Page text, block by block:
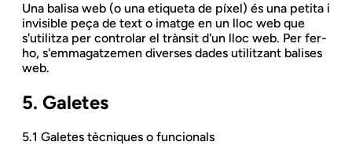
Una balisa web (o una etiqueta de píxel) és una petita i
invisible peça de text o imatge en un lloc web que
s'utilitza per controlar el trànsit d'un lloc web. Per fer-
ho, s'emmagatzemen diverses dades utilitzant balises
web.
5. Galetes
5.1 Galetes tècniques o funcionals